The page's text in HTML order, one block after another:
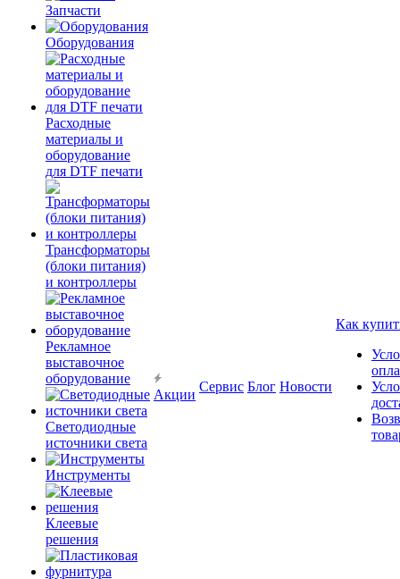
Запчасти
Оборудования
Расходные
материалы и
оборудование
для DTF печати
Трансформаторы
(блоки питания)
и контроллеры
Рекламное
выставочное
оборудование
Светодиодные
источники света
Инструменты
Клеевые
решения
Акции
Сервис Блог Новости
Как